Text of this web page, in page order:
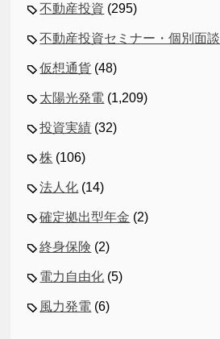
不動産投資 (295)
不動産投資セミナー・個別面談
仮想通貨 (48)
太陽光発電 (1,209)
投資実績 (32)
株 (106)
法人化 (14)
確定拠出型年金 (2)
終身保険 (2)
電力自由化 (5)
風力発電 (6)